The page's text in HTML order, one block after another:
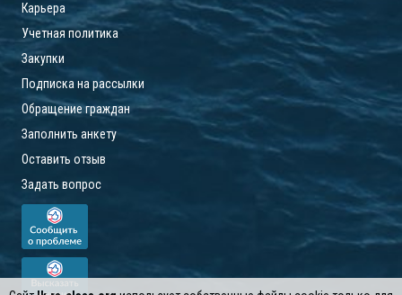
Карьера
Учетная политика
Закупки
Подписка на рассылки
Обращение граждан
Заполнить анкету
Оставить отзыв
Задать вопрос